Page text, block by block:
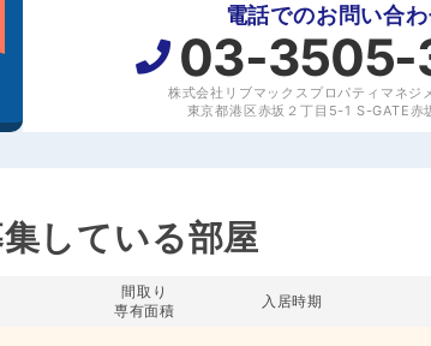
電話でのお問い合
03-3505-
株式会社リブマックスプロパティマネジ
東京都港区赤坂２丁目5-1 S-GATE赤
している部屋
間取り
専有面積
入居時期